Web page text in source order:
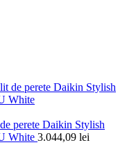
perete Daikin Stylish
White 3.044,09 lei